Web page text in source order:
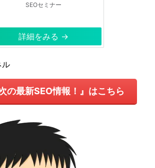
SEOセミナー
詳細をみる →
ル
の最新SEO情報！』はこちら